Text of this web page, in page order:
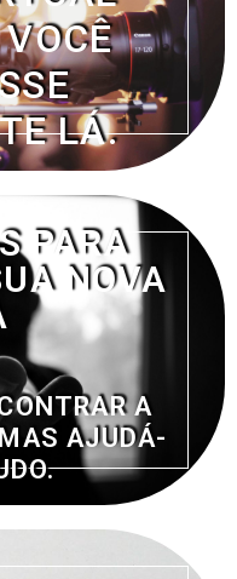
LÁ.
PARA
NOVA
A
AJUDÁ-